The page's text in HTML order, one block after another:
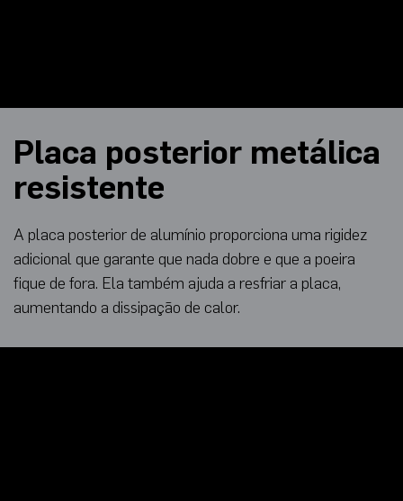
Placa posterior metálica
resistente
A placa posterior de alumínio proporciona uma rigidez
adicional que garante que nada dobre e que a poeira
fique de fora. Ela também ajuda a resfriar a placa,
aumentando a dissipação de calor.